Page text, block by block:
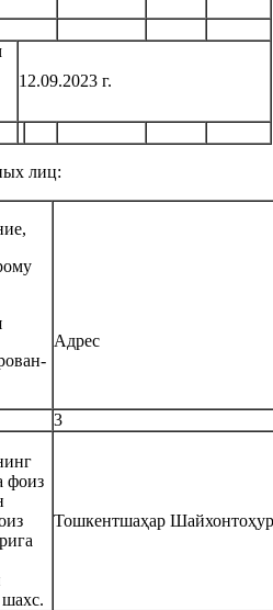
12.09.2023 г.
лиц:
Адрес
3
фоиз
Тошкентшаҳар